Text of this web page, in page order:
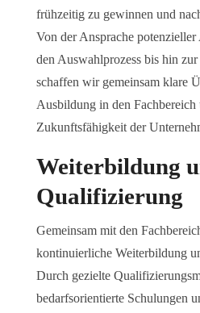
frühzeitig zu gewinnen und
Von der Ansprache
den Auswahlprozess bis hin
schaffen wir gemeinsam klare
Ausbildung in den Fachbereich
Zukunftsfähigkeit der
Weiterbildung
Qualifizierung
Gemeinsam mit den
kontinuierliche Weiterbildung
Durch gezielte
bedarfsorientierte Schulungen